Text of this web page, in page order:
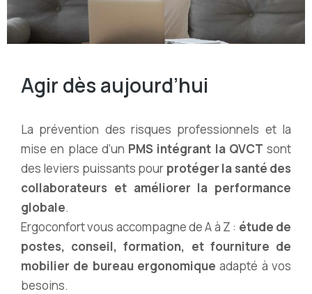
Agir dès aujourd’hui
La prévention des risques professionnels et la
mise en place d’un PMS intégrant la QVCT sont
des leviers puissants pour protéger la santé des
collaborateurs et améliorer la performance
globale.
Ergoconfort vous accompagne de A à Z : étude de
postes, conseil, formation, et fourniture de
mobilier de bureau ergonomique adapté à vos
besoins.